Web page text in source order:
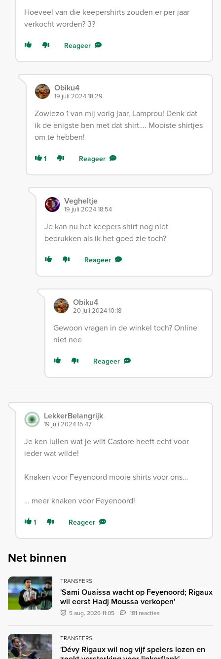
Hoeveel van die keepershirts zouden er per jaar
verkocht worden? 3?
Reageer
Obiku4
19 juli 2024 18:29
Zowiezo 1 van mij vorig jaar, Lamprou! Denk dat
ik de enigste ben met dat shirt…. Mooiste shirtjes
om te hebben!
1 Reageer
Vegheltje
19 juli 2024 18:54
Je kan nu het keepers shirt nog niet
bedrukken als ik het goed zie toch?
Reageer
Obiku4
20 juli 2024 10:18
Gewoon vragen in de winkel toch? Online
niet nee
Reageer
LekkerBelangrijk
19 juli 2024 15:47
Je ken lullen wat je wilt Castore heeft echt voor
ieder wat wilde!
Knaken voor Feyenoord mooie shirts voor ons…
… meer knaken voor Feyenoord!
1 Reageer
Net binnen
TRANSFERS
'Sami Ouaissa wacht op Feyenoord; Rigaux
wil eerst Hadj Moussa verkopen'
5 aug. 2026 11:05 181 reacties
TRANSFERS
'Dévy Rigaux wil nog vijf spelers lozen en